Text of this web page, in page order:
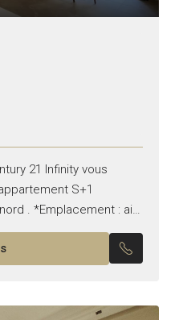
21 Infinity vous
S+1
. *Emplacement : ain
: S+1 . *Etat : meublé...